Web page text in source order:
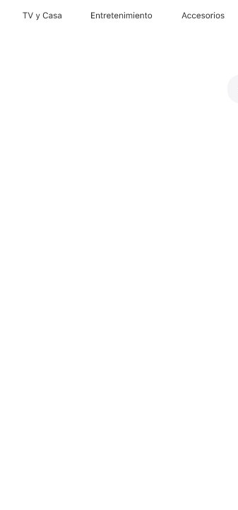
TV & Casa Entretenimiento Accesorios